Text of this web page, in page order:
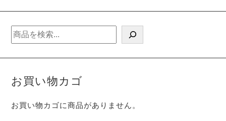
索
お買い物カゴ
お買い物カゴに商品がありません。